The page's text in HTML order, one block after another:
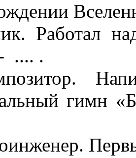
Работал
.... .
гимн